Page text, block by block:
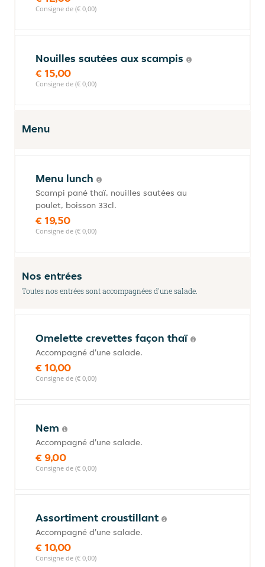
Consigne de (€ 0,00)
Nouilles sautées aux scampis
€ 15,00
Consigne de (€ 0,00)
Menu
Menu lunch
Scampi pané thaï, nouilles sautées au
poulet, boisson 33cl.
€ 19,50
Consigne de (€ 0,00)
Nos entrées
Toutes nos entrées sont accompagnées d'une salade.
Omelette crevettes façon thaï
Accompagné d'une salade.
€ 10,00
Consigne de (€ 0,00)
Nem
Accompagné d'une salade.
€ 9,00
Consigne de (€ 0,00)
Assortiment croustillant
Accompagné d'une salade.
€ 10,00
Consigne de (€ 0,00)